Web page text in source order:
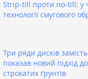
Strip-till проти no-till: у
технології смугового
Три ряди дисків
показав новий підхід
строкатих ґрунтів